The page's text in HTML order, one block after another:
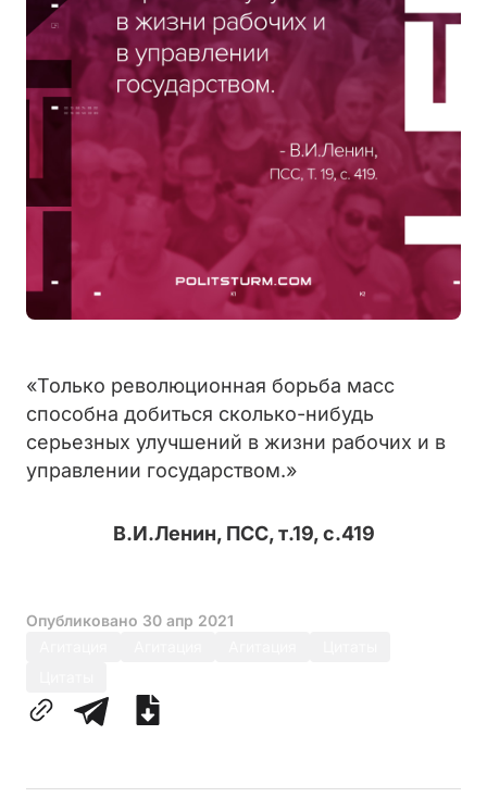
«Только революционная борьба масс
способна добиться сколько-нибудь
серьезных улучшений в жизни рабочих и в
управлении государством.»
В.И.Ленин, ПСС, т.19, с.419
Опубликовано 30 апр 2021